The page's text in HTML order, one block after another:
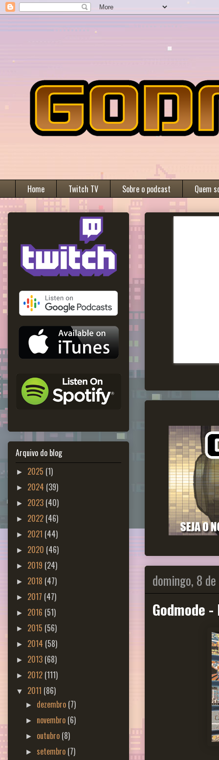
Home Twitch TV Sobre o podcast Quem
domingo, 8
Godmode
Arquivo do blog
► 2025 (1)
► 2024 (39)
► 2023 (40)
► 2022 (46)
► 2021 (44)
► 2020 (46)
► 2019 (24)
► 2018 (47)
► 2017 (47)
► 2016 (51)
► 2015 (56)
► 2014 (58)
► 2013 (68)
► 2012 (111)
▼ 2011 (86)
► dezembro (7)
► novembro (6)
► outubro (8)
► setembro (7)